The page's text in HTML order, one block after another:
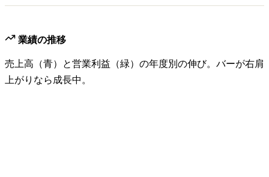
業績の推移
売上高（青）と営業利益（緑）の年度別の伸び。バーが右肩
上がりなら成長中。